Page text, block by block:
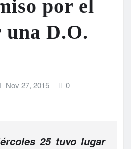
por el
D.O.
Nov 27, 2015 0
25 tuvo lugar